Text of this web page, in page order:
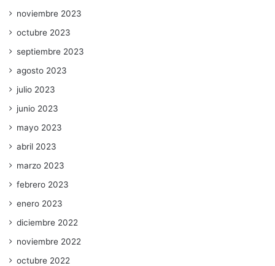
noviembre 2023
octubre 2023
septiembre 2023
agosto 2023
julio 2023
junio 2023
mayo 2023
abril 2023
marzo 2023
febrero 2023
enero 2023
diciembre 2022
noviembre 2022
octubre 2022